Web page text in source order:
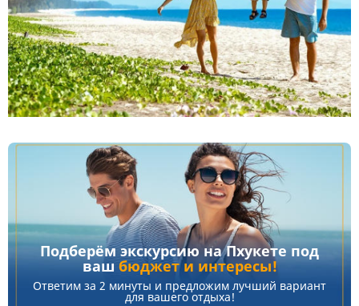
Подберём экскурсию на Пхукете под
вашбюджет и интересы!
Ответим за 2 минуты и предложим лучший вариант
для вашего отдыха!